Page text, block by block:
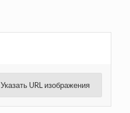
Указать URL изображения